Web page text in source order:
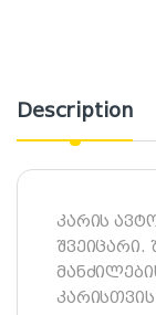
Description
კარის
შვეიცარი.
კარისთვის